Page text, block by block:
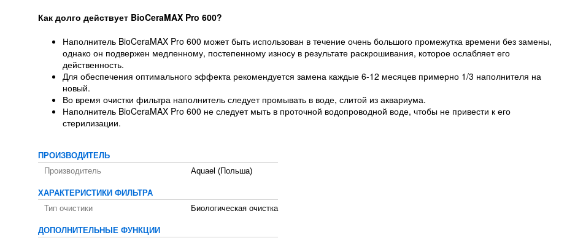
Как долго действует BioCeraMAX Pro 600?
Наполнитель BioCeraMAX Pro 600 может быть использован в течение очень большого промежутка времени без замены,
однако он подвержен медленному, постепенному износу в результате раскрошивания, которое ослабляет его
действенность.
Для обеспечения оптимального эффекта рекомендуется замена каждые 6-12 месяцев примерно 1/3 наполнителя на
новый.
Во время очистки фильтра наполнитель следует промывать в воде, слитой из аквариума.
Наполнитель BioCeraMAX Pro 600 не следует мыть в проточной водопроводной воде, чтобы не привести к его
стерилизации.
ПРОИЗВОДИТЕЛЬ
Производитель
Aquael (Польша)
ХАРАКТЕРИСТИКИ ФИЛЬТРА
Тип очистики
Биологическая очистка
ДОПОЛНИТЕЛЬНЫЕ ФУНКЦИИ